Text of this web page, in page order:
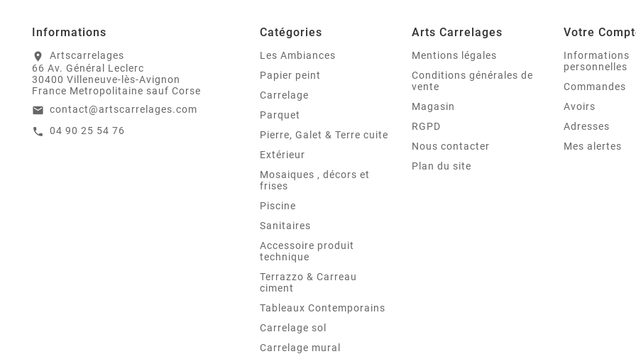
Informations
location_on
Artscarrelages
66 Av. Général Leclerc
30400 Villeneuve-lès-Avignon
France Metropolitaine sauf Corse
email contact@artscarrelages.com
call 04 90 25 54 76
Catégories
Les Ambiances
Papier peint
Carrelage
Parquet
Pierre, Galet & Terre cuite
Extérieur
Mosaiques , décors et
frises
Piscine
Sanitaires
Accessoire produit
technique
Terrazzo & Carreau
ciment
Tableaux Contemporains
Carrelage sol
Carrelage mural
Arts Carrelages
Mentions légales
Conditions générales de
vente
Magasin
RGPD
Nous contacter
Plan du site
Votre
Informations
personnelles
Commandes
Avoirs
Adresses
Mes alertes